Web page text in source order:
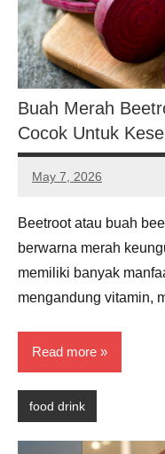
Buah Merah
Cocok Untuk
May 7, 2026
Noah
Beetroot atau buah
berwarna merah
memiliki banyak
mengandung vitamin,
Read more
food drink